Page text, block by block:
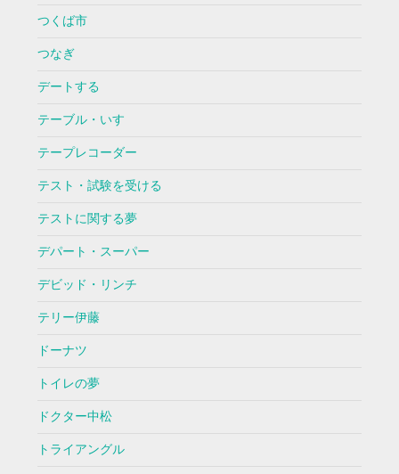
つくば市
つなぎ
デートする
テーブル・いす
テープレコーダー
テスト・試験を受ける
テストに関する夢
デパート・スーパー
デビッド・リンチ
テリー伊藤
ドーナツ
トイレの夢
ドクター中松
トライアングル